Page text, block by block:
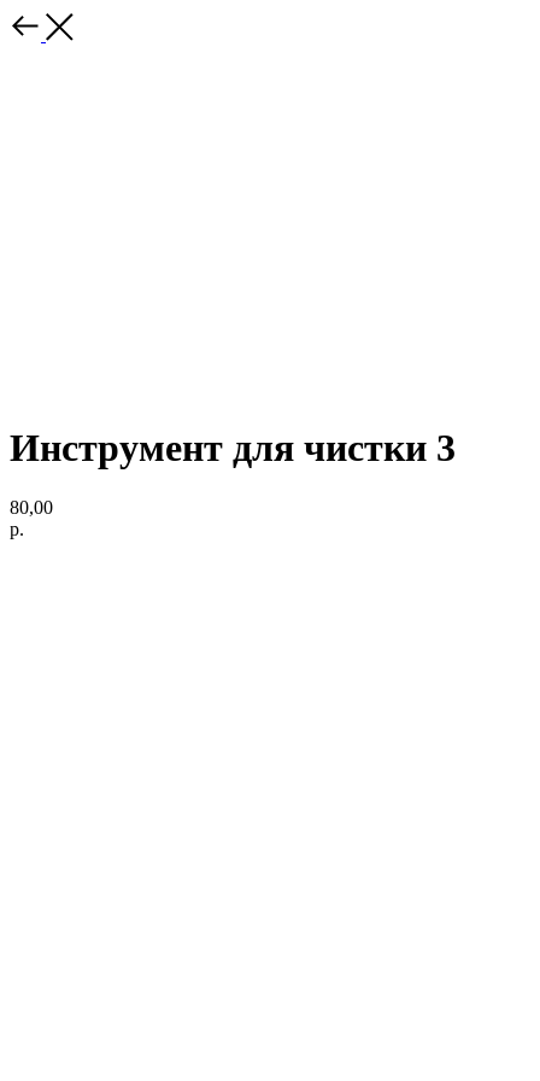
Инструмент для чистки 3
80,00
р.